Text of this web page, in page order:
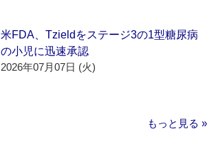
米FDA、Tzieldをステージ3の1型糖尿病
の小児に迅速承認
2026年07月07日 (火)
もっと見る »